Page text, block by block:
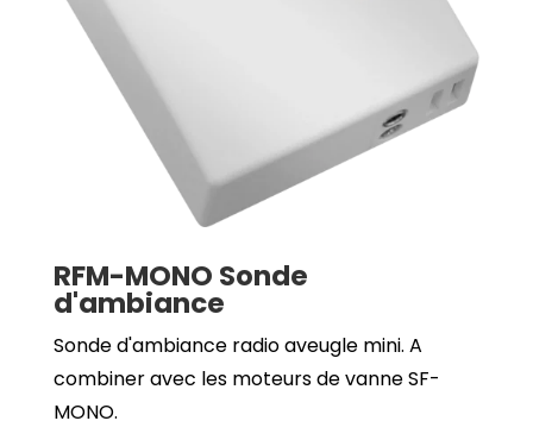
RFM-MONO Sonde
d'ambiance
Sonde d'ambiance radio aveugle mini. A
combiner avec les moteurs de vanne SF-
MONO.